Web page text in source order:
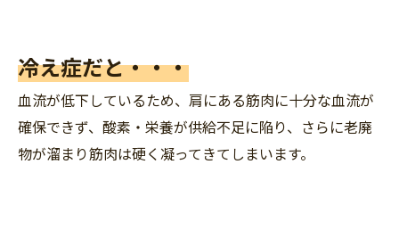
冷え症だと・・・
血流が低下しているため、肩にある筋肉に十分な血流が
確保できず、酸素・栄養が供給不足に陥り、さらに老廃
物が溜まり筋肉は硬く凝ってきてしまいます。